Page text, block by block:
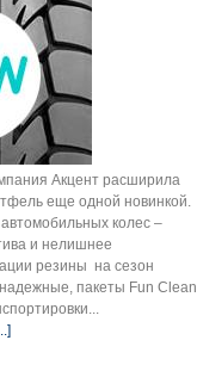
Акцент расширила
еще одной новинкой.
колес –
и нелишнее
резины на сезон
пакеты Fun Clean